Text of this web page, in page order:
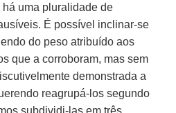
uma pluralidade de
É possível inclinar-se
do peso atribuído aos
que a corroboram, mas sem
demonstrada a
reagrupá-los segundo
subdividi-las em três